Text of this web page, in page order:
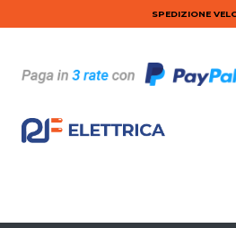
Salta al contenuto principaleSPEDIZIONE